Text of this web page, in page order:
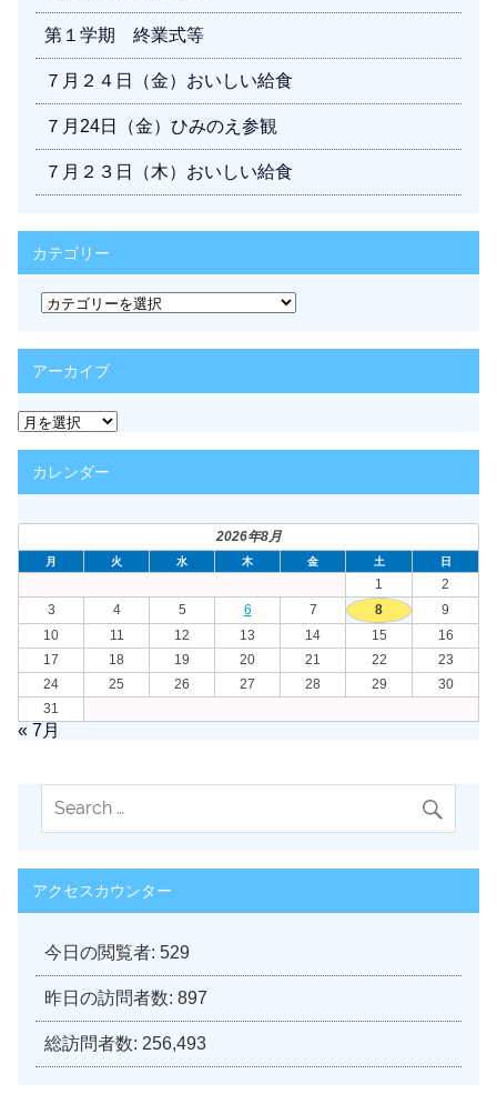
第１学期 終業式等
７月２４日（金）おいしい給食
７月24日（金）ひみのえ参観
７月２３日（木）おいしい給食
カテゴリー
カ
テ
リ
ー
アーカイブ
ア
ー
カ
イカレンダー
2026年8月
月 火 水 木 金 土 日
1
2
3
4 5 6 7 8
9
10
11 12 13 14 15
16
17
18 19 20 21 22
23
24
25 26 27 28 29
30
31
« 7月
アクセスカウンター
今日の閲覧者: 529
昨日の訪問者数: 897
総訪問者数: 256,493